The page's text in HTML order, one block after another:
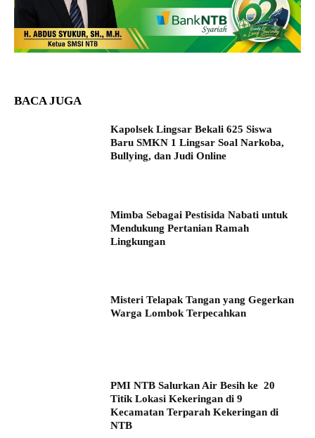
BACA JUGA
Kapolsek Lingsar Bekali 625 Siswa
Baru SMKN 1 Lingsar Soal Narkoba,
Bullying, dan Judi Online
Mimba Sebagai Pestisida Nabati untuk
Mendukung Pertanian Ramah
Lingkungan
Misteri Telapak Tangan yang Gegerkan
Warga Lombok Terpecahkan
PMI NTB Salurkan Air Besih ke 20
Titik Lokasi Kekeringan di 9
Kecamatan Terparah Kekeringan di
NTB